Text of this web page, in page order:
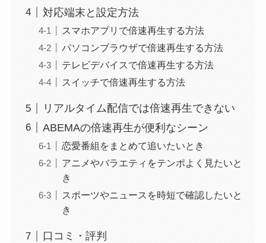
対応端末と設定方法
スマホアプリで倍速再生する方法
パソコンブラウザで倍速再生する方法
テレビデバイスで倍速再生する方法
スイッチで倍速再生する方法
リアルタイム配信では倍速再生できない
ABEMAの倍速再生が便利なシーン
恋愛番組をまとめて追いたいとき
アニメやバラエティをテンポよく見たいと
き
スポーツやニュースを時短で確認したいと
き
口コミ・評判